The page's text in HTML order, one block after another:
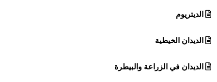
الديتريوم
الديدان الخيطية
الديدان في الزراعة والبيطرة